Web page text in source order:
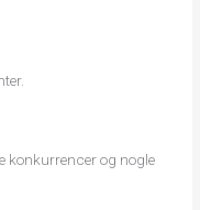
konkurrencer og nogle